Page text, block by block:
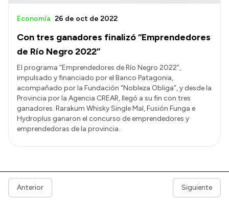
Con tres ganadores finalizó “Emprendedores
de Río Negro 2022”
Economía 26 de oct de 2022
El programa “Emprendedores de Río Negro 2022”,
impulsado y financiado por el Banco Patagonia,
acompañado por la Fundación “Nobleza Obliga”, y desde la
Provincia por la Agencia CREAR, llegó a su fin con tres
ganadores. Rarakum Whisky Single Mal, Fusión Funga e
Hydroplus ganaron el concurso de emprendedores y
emprendedoras de la provincia.
Anterior Siguiente